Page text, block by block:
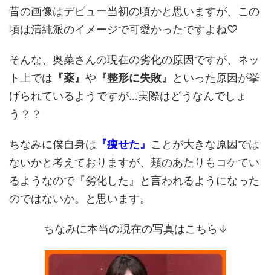
昔の画像はデビュー当初の頃かと思いますが、この
頃は清純派のイメージで可愛かったですよね♡
そんな、奥菜さんの現在の劣化の原因ですが、ネッ
ト上では 『薬』 や 『整形に失敗』
といった原因が挙
げられているようですが…実際はどうなんでしょ
う？？
ちなみに僕自身は 『痩せた』 ことが大きな原因では
ないかと考えておりますが、頬のあたりもコケてい
るようなので『劣化した』と言われるようになった
のではないか。と思います。
ちなみに本当の現在の写真はこちら↓